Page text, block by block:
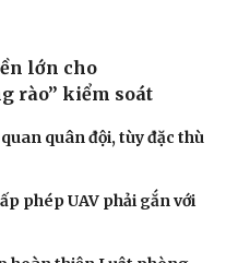
ty tổ chức cho người
về 7 cá nhân bán vàng
bảo mẫu bạo hành hai